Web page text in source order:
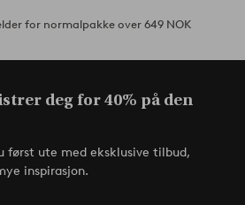
for normalpakke over 649 NOK
deg for 40% på den
først ute med eksklusive tilbud,
inspirasjon.